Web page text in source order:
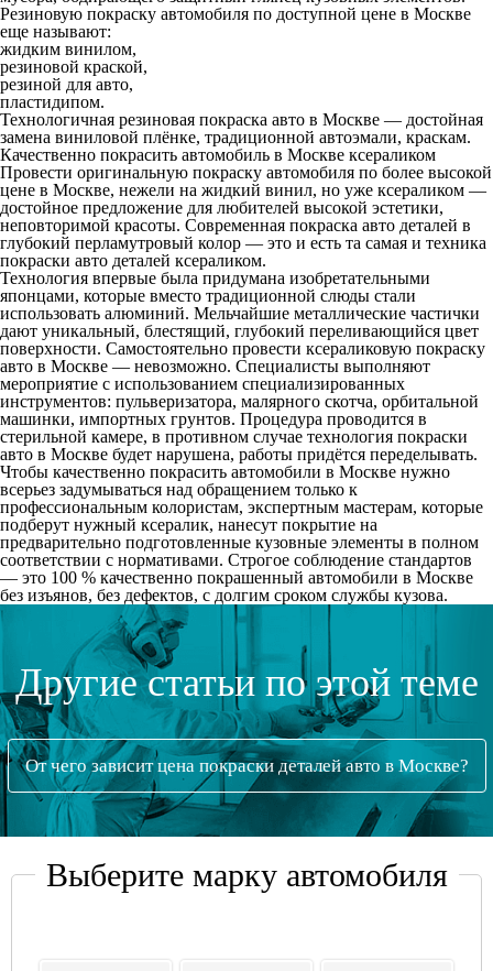
Резиновую покраску автомобиля по доступной цене в Москве
еще называют:
жидким винилом,
резиновой краской,
резиной для авто,
пластидипом.
Технологичная резиновая покраска авто в Москве — достойная
замена виниловой плёнке, традиционной автоэмали, краскам.
Качественно покрасить автомобиль в Москве ксераликом
Провести оригинальную покраску автомобиля по более высокой
цене в Москве, нежели на жидкий винил, но уже ксераликом —
достойное предложение для любителей высокой эстетики,
неповторимой красоты. Современная покраска авто деталей в
глубокий перламутровый колор — это и есть та самая и техника
покраски авто деталей ксераликом.
Технология впервые была придумана изобретательными
японцами, которые вместо традиционной слюды стали
использовать алюминий. Мельчайшие металлические частички
дают уникальный, блестящий, глубокий переливающийся цвет
поверхности. Самостоятельно провести ксераликовую покраску
авто в Москве — невозможно. Специалисты выполняют
мероприятие с использованием специализированных
инструментов: пульверизатора, малярного скотча, орбитальной
машинки, импортных грунтов. Процедура проводится в
стерильной камере, в противном случае технология покраски
авто в Москве будет нарушена, работы придётся переделывать.
Чтобы качественно покрасить автомобили в Москве нужно
всерьез задумываться над обращением только к
профессиональным колористам, экспертным мастерам, которые
подберут нужный ксералик, нанесут покрытие на
предварительно подготовленные кузовные элементы в полном
соответствии с нормативами. Строгое соблюдение стандартов
— это 100 % качественно покрашенный автомобили в Москве
без изъянов, без дефектов, с долгим сроком службы кузова.
Другие статьи по этой теме
От чего зависит цена покраски деталей авто в Москве?
Выберите марку автомобиля